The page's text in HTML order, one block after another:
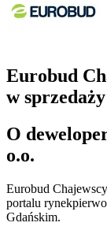
Eurobud
w sprzedaży
O
o.o.
Eurobud
portalu
Gdańskim.